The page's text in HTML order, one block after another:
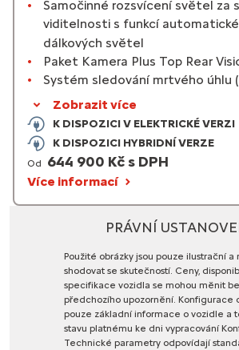
Samočinné rozsvícení světel za
viditelnosti s funkcí
dálkových světel
Paket Kamera Plus Top Rear
Systém sledování mrtvého úhlu
Zobrazit více
K DISPOZICI V ELEKTRICKÉ VERZI
K DISPOZICI HYBRIDNÍ VERZE
Od 644 900 Kč s DPH
Více informací
PRÁVNÍ
Použité obrázky jsou pouze ilustrační a
shodovat se skutečností. Ceny,
specifikace vozidla se mohou měnit
předchozího upozornění. Konfigurace
pouze základní informace o vozidle a
stavu platnému ke dni vypracování
Technické parametry odpovídají